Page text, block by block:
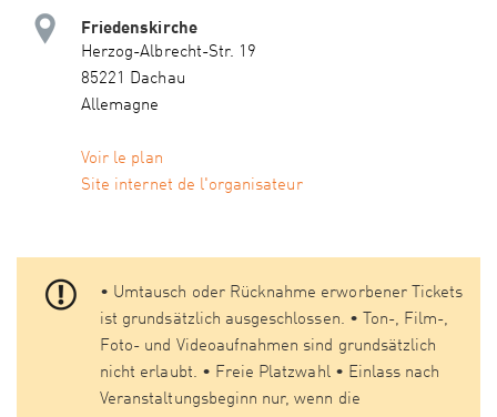
Friedenskirche
Herzog-Albrecht-Str. 19
85221 Dachau
Allemagne
Voir le plan
Site internet de l'organisateur
• Umtausch oder Rücknahme erworbener Tickets
ist grundsätzlich ausgeschlossen. • Ton-, Film-,
Foto- und Videoaufnahmen sind grundsätzlich
nicht erlaubt. • Freie Platzwahl • Einlass nach
Veranstaltungsbeginn nur, wenn die